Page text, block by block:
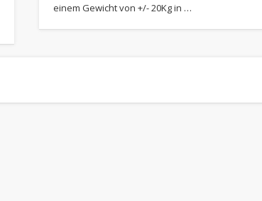
einem Gewicht von +/- 20Kg in …